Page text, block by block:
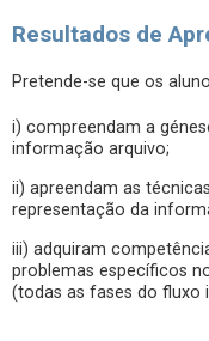
Resultados de
Pretende-se que os
i) compreendam a
informação arquivo;
ii) apreendam as
representação da
iii) adquiram
problemas específicos
(todas as fases do fluxo